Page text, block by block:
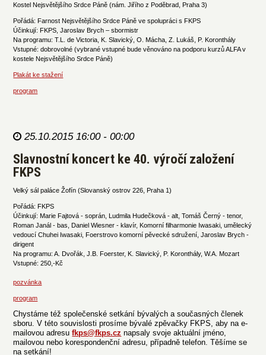
Kostel Nejsvětějšího Srdce Páně (nám. Jiřího z Poděbrad, Praha 3)
Pořádá: Farnost Nejsvětějšího Srdce Páně ve spolupráci s FKPS
Účinkují: FKPS, Jaroslav Brych – sbormistr
Na programu: T.L. de Victoria, K. Slavický, O. Mácha, Z. Lukáš, P. Koronthály
Vstupné: dobrovolné (vybrané vstupné bude věnováno na podporu kurzů ALFA v
kostele Nejsvětějšího Srdce Páně)
Plakát ke stažení
program
25.10.2015 16:00 - 00:00
Slavnostní koncert ke 40. výročí založení
FKPS
Velký sál paláce Žofín (Slovanský ostrov 226, Praha 1)
Pořádá: FKPS
Účinkují: Marie Fajtová - soprán, Ludmila Hudečková - alt, Tomáš Černý - tenor,
Roman Janál - bas, Daniel Wiesner - klavír, Komorní filharmonie Iwasaki, umělecký
vedoucí Chuhei Iwasaki, Foerstrovo komorní pěvecké sdružení, Jaroslav Brych -
dirigent
Na programu: A. Dvořák, J.B. Foerster, K. Slavický, P. Koronthály, W.A. Mozart
Vstupné: 250,-Kč
pozvánka
program
Chystáme též společenské setkání bývalých a současných členek
sboru. V této souvislosti prosíme bývalé zpěvačky FKPS, aby na e-
mailovou adresufkps@fkps.cz napsaly svoje aktuální jméno,
mailovou nebo korespondenční adresu, případně telefon. Těšíme se
na setkání!